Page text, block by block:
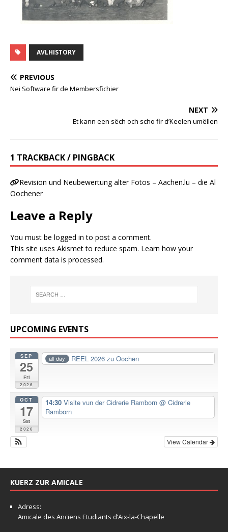
AVLHISTORY
PREVIOUS
Nei Software fir de Membersfichier
NEXT
Et kann een sëch och scho fir d’Keelen umëllen
1 TRACKBACK / PINGBACK
Revision und Neubewertung alter Fotos – Aachen.lu – die Al
Oochener
Leave a Reply
You must be logged in to post a comment.
This site uses Akismet to reduce spam. Learn how your
comment data is processed.
UPCOMING EVENTS
SEP
25
Fri
2026
all-day REEL 2026 zu Oochen
OCT
17
Sat
2026
14:30 Visite vun der Cidrerie Ramborn @ Cidrerie
Ramborn
View Calendar
KUERZ ZUR AMICALE
Adress:
Amicale des Anciens Etudiants d’Aix-la-Chapelle